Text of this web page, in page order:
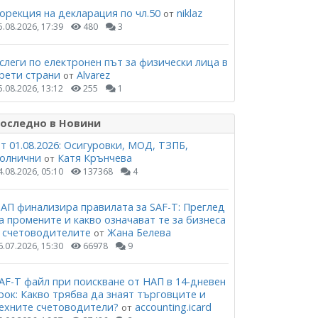
на декларация по чл.50 от niklaz
17:39 480 3
по електронен път за физически лица в
страни от Alvarez
13:12 255 1
в Новини
01.08.2026: Осигуровки, МОД, ТЗПБ,
от Катя Крънчева
05:10 137368 4
финализира правилата за SAF-T: Преглед
промените и какво означават те за бизнеса
от Жана Белева
15:30 66978 9
T файл при поискване от НАП в 14-дневен
Какво трябва да знаят търговците и
счетоводители? от accounting.icard